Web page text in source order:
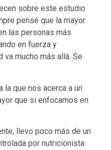
sobre este estudio
pensé que la mayor
las personas más
en fuerza y
mucho más allá. Se
que nos acerca a un
que si enfocamos en
llevo poco más de un
por nutricionista.